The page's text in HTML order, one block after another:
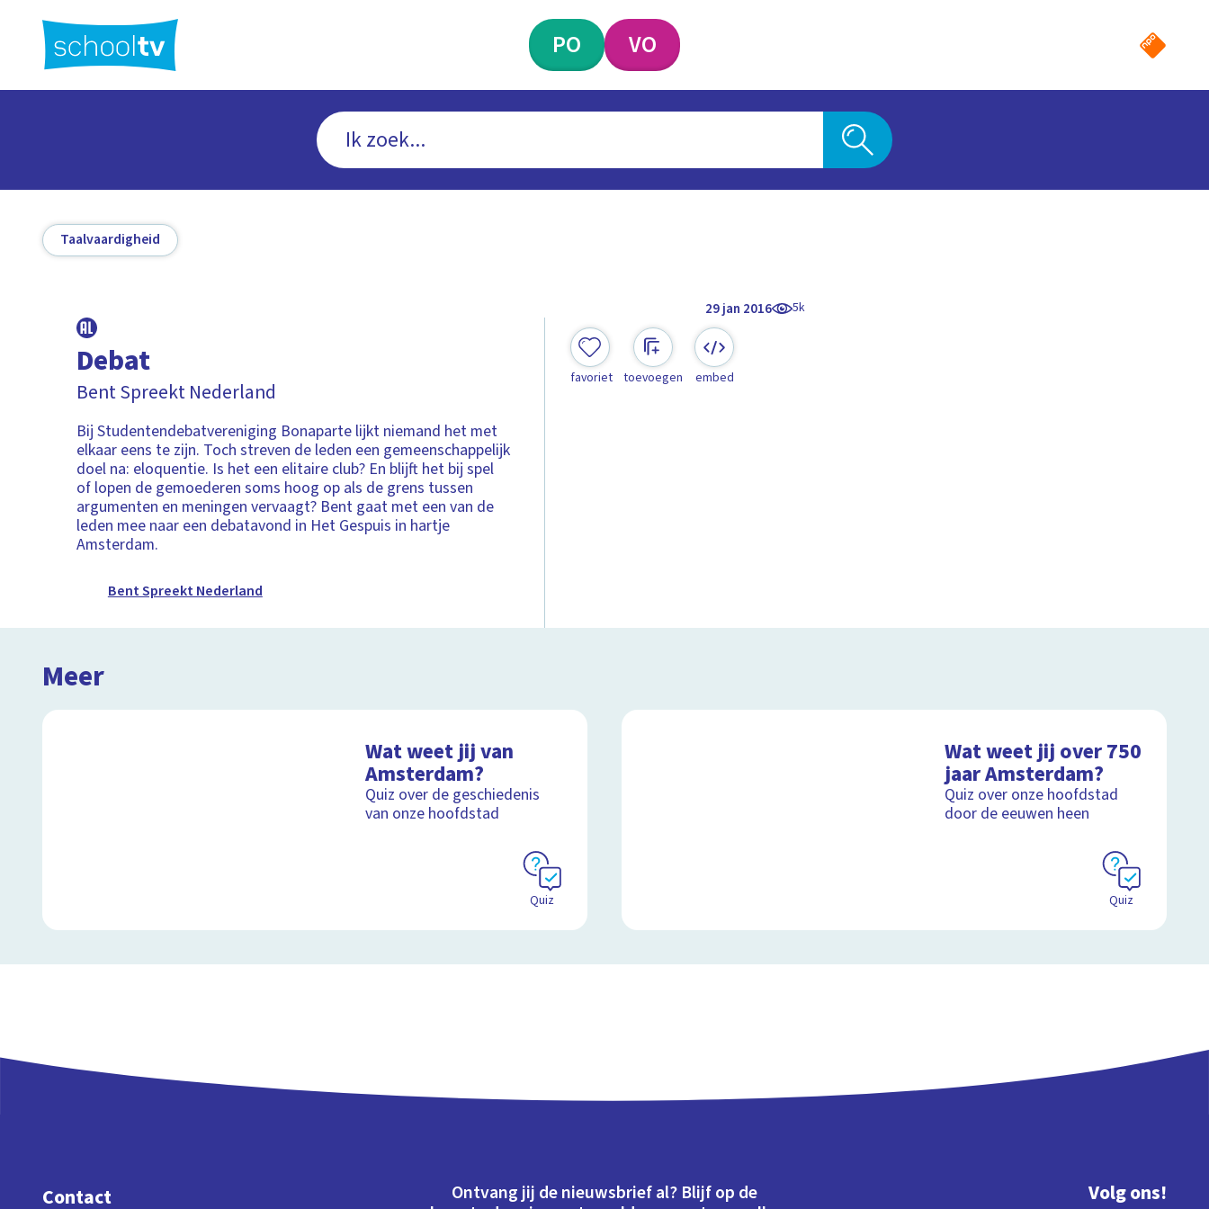
hoofdinhoud
PO VO
Taalvaardigheid
29 jan 2016 5k
Debat
Bent Spreekt Nederland
Bij Studentendebatvereniging Bonaparte lijkt niemand het met
elkaar eens te zijn. Toch streven de leden een gemeenschappelijk
doel na: eloquentie. Is het een elitaire club? En blijft het bij spel
of lopen de gemoederen soms hoog op als de grens tussen
argumenten en meningen vervaagt? Bent gaat met een van de
leden mee naar een debatavond in Het Gespuis in hartje
Amsterdam.
Bent Spreekt Nederland
favoriet toevoegen embed
Meer
Wat weet jij van
Amsterdam?
Quiz over de geschiedenis
van onze hoofdstad
Quiz
Wat weet jij over 750
jaar Amsterdam?
Quiz over onze hoofdstad
door de eeuwen heen
Quiz
Contact
Ontvang jij de nieuwsbrief al? Blijf op de
Volg ons!